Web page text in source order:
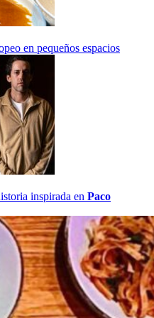
en pequeños espacios
inspirada en Paco